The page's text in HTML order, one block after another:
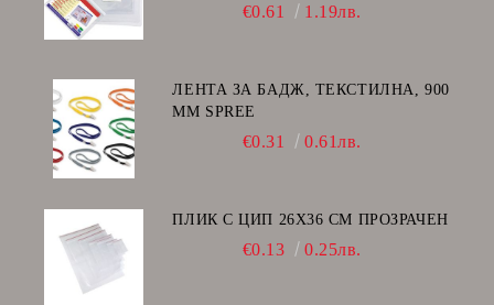
€0.61 1.19лв.
ЛЕНТА ЗА БАДЖ, ТЕКСТИЛНА, 900
ММ SPREE
€0.31 0.61лв.
ПЛИК С ЦИП 26X36 CM ПРОЗРАЧЕН
€0.13 0.25лв.